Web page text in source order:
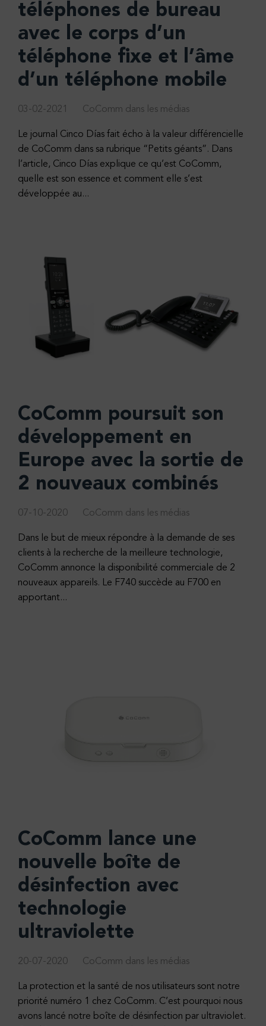
téléphones de bureau
avec le corps d’un
téléphone fixe et l’âme
d’un téléphone mobile
03-02-2021 CoComm dans les médias
Le journal Cinco Días fait écho à la valeur différencielle
de CoComm dans sa rubrique “Petits géants”. Dans
l’article, Cinco Días explique ce qu’est CoComm,
quelle est son essence et comment elle s’est
développée au...
CoComm poursuit son
développement en
Europe avec la sortie de
2 nouveaux combinés
07-10-2020 CoComm dans les médias
Dans le but de mieux répondre à la demande de ses
clients à la recherche de la meilleure technologie,
CoComm annonce la disponibilité commerciale de 2
nouveaux appareils. Le F740 succède au F700 en
apportant...
CoComm lance une
nouvelle boîte de
désinfection avec
technologie
ultraviolette
20-07-2020 CoComm dans les médias
La protection et la santé de nos utilisateurs sont notre
priorité numéro 1 chez CoComm. C’est pourquoi nous
avons lancé notre boîte de désinfection par ultraviolet.